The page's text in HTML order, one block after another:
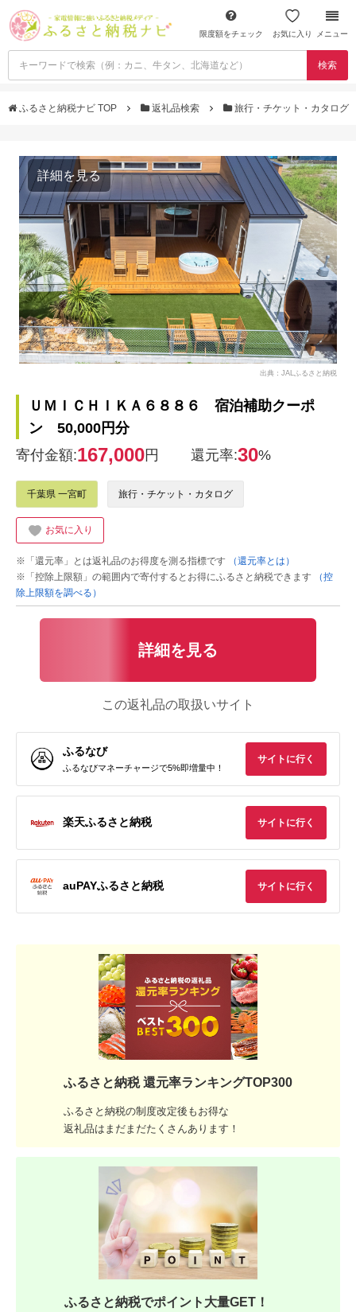
限度額をチェック お気に入り メニュー
検索
ふるさと納税ナビ TOP 返礼品検索 旅行・チケット・カタログ
詳細を見る
出典：JALふるさと納税
ＵＭＩＣＨＩＫＡ６８８６ 宿泊補助クーポ
ン 50,000円分
寄付金額:167,000円 還元率:30%
千葉県 一宮町 旅行・チケット・カタログ
お気に入り
※「還元率」とは返礼品のお得度を測る指標です
（還元率とは）
※「控除上限額」の範囲内で寄付するとお得にふるさと納税できます
（控
除上限額を調べる）
詳細を見る
この返礼品の取扱いサイト
ふるなび
ふるなびマネーチャージで5%即増量中！
サイトに行く
楽天ふるさと納税 サイトに行く
auPAYふるさと納税 サイトに行く
ふるさと納税 還元率ランキングTOP300
ふるさと納税の制度改定後もお得な
返礼品はまだまだたくさんあります！
ふるさと納税でポイント大量GET！